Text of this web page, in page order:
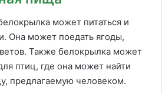
может питаться и
Она может поедать ягоды,
Также белокрылка может
птиц, где она может найти
предлагаемую человеком.